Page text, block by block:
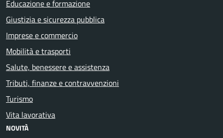
Educazione e formazione
Giustizia e sicurezza pubblica
Imprese e commercio
Mobilità e trasporti
Salute, benessere e assistenza
Tributi, finanze e contravvenzioni
Turismo
Vita lavorativa
NOVITÀ